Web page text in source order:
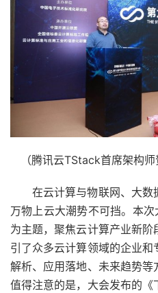
（腾讯云TStack首席架构
在云计算与物联网、大数
万物上云大潮势不可挡。本
为主题，聚焦云计算产业新
引了众多云计算领域的企业
解析、应用落地、未来趋势等
值得注意的是，大会发布的